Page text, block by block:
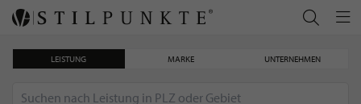
LEISTUNG MARKE UNTERNEHMEN